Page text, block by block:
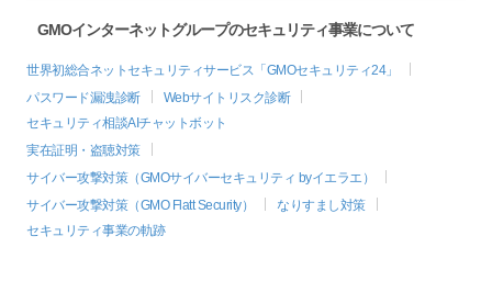
GMOインターネットグループのセキュリティ事業について
世界初総合ネットセキュリティサービス「GMOセキュリティ24」
パスワード漏洩診断
Webサイトリスク診断
セキュリティ相談AIチャットボット
実在証明・盗聴対策
サイバー攻撃対策（GMOサイバーセキュリティ byイエラエ）
サイバー攻撃対策（GMO Flatt Security）
なりすまし対策
セキュリティ事業の軌跡